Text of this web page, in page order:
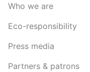
Who we are
Eco-responsibility
Press media
Partners & patrons